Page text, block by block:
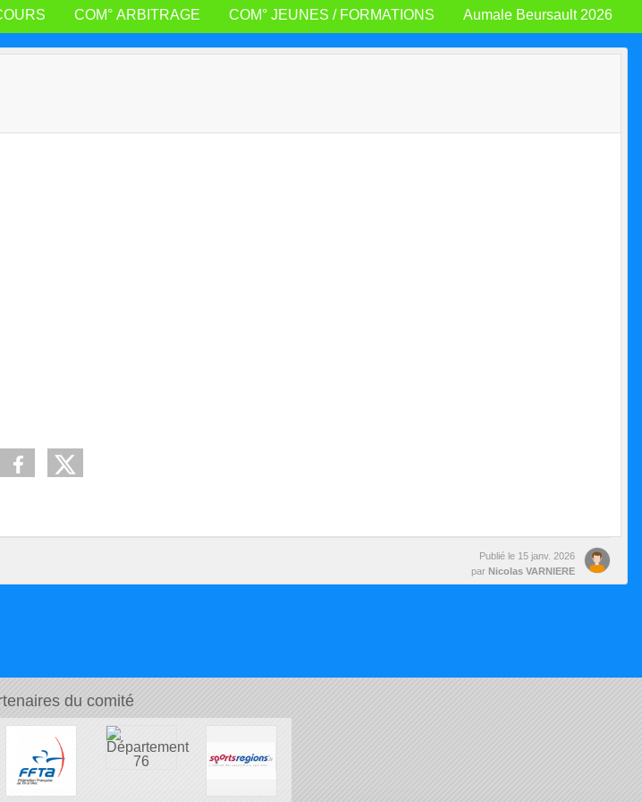
COM° ARBITRAGE COM° JEUNES / FORMATIONS Aumale Beursault 2026
Publié le 15 janv. 2026
par Nicolas VARNIERE
du comité